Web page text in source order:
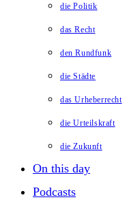
die Politik
das Recht
den Rundfunk
die Städte
das Urheberrecht
die Urteilskraft
die Zukunft
On this day
Podcasts